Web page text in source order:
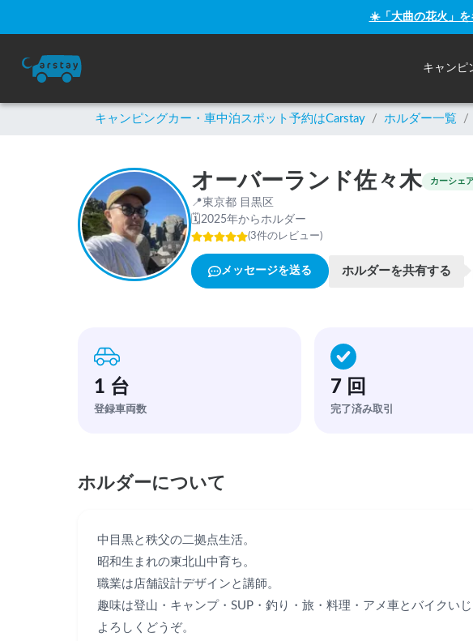
☀️「大曲の花火」を
キャンピ
キャンピングカー・車中泊スポット予約はCarstay / ホルダー一覧 /
オーバーランド佐々木 カーシェ
📍東京都 目黒区
🗓2025年からホルダー
(3件のレビュー)
メッセージを送る ホルダーを共有する
1 台
登録車両数
7 回
完了済み取引
ホルダーについて
中目黒と秩父の二拠点生活。
昭和生まれの東北山中育ち。
職業は店舗設計デザインと講師。
趣味は登山・キャンプ・SUP・釣り・旅・料理・アメ車とバイクいじ
よろしくどうぞ。